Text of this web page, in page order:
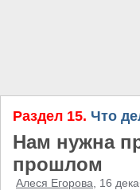
Раздел 15. Что
Нам нужна
прошлом
Алеся Егорова , 16